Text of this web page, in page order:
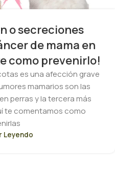
o secreciones
de mama en
como prevenirlo!
es una afección grave
mamarios son las
perras y la tercera más
te comentamos como
Leyendo